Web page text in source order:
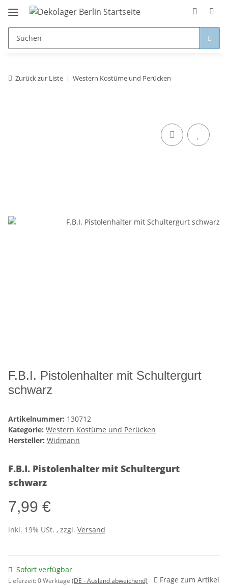
Zurück zur Liste Western Kostüme und Perücken
F.B.I. Pistolenhalter mit Schultergurt
schwarz
Artikelnummer: 130712
Kategorie: Western Kostüme und Perücken
Hersteller: Widmann
F.B.I. Pistolenhalter mit Schultergurt
schwarz
7,99 €
inkl. 19% USt. , zzgl. Versand
Sofort verfügbar
Lieferzeit:0 Werktage (DE - Ausland abweichend) Frage zum Artikel